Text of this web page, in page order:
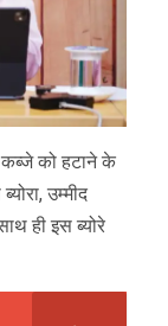
कब्जे को हटाने के
उम्मीद
ही इस ब्योरे